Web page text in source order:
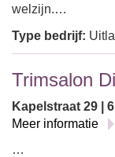
welzijn.…
Type bedrijf:
Trimsalon
Kapelstraat 29 |
Meer informatie
…